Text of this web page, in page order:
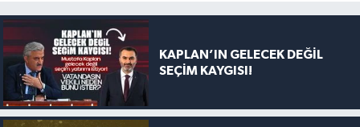
KAPLAN’IN GELECEK DEĞİL
SEÇİM KAYGISI!